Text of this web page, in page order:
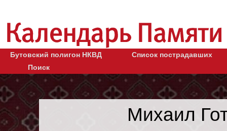
Бутовский полигон НКВД
Список пострадавших
Поиск
Михаил